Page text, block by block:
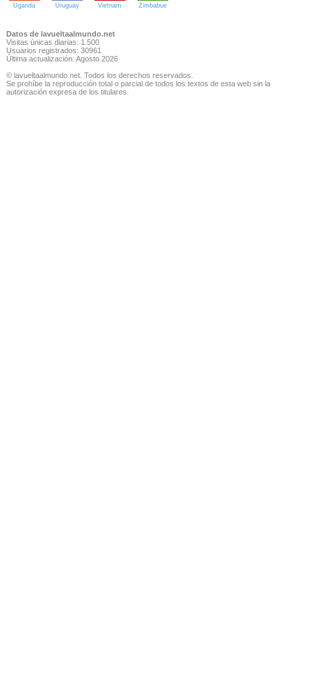
Uganda Uruguay Vietnam Zimbabue
Datos de lavueltaalmundo.net
Visitas únicas diarias: 1.500
Usuarios registrados: 30961
Última actualización: Agosto 2026
© lavueltaalmundo.net. Todos los derechos reservados.
Se prohíbe la reproducción total o parcial de todos los textos de esta web sin la
autorización expresa de los titulares.